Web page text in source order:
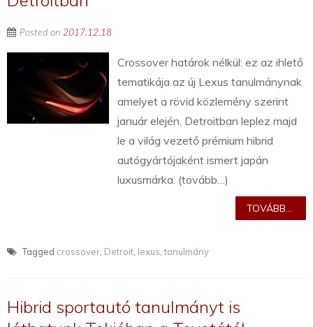
Posted on 2017.12.18
Crossover határok nélkül: ez az ihlető
tematikája az új Lexus tanulmánynak
amelyet a rövid közlemény szerint
január elején, Detroitban leplez majd
le a világ vezető prémium hibrid
autógyártójaként ismert japán
luxusmárka. (tovább…)
TOVÁBB...
Tagged crossover Detroit lexus ,tanulmány
Hibrid sportautó tanulmányt is